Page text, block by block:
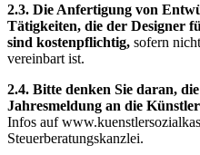
2.3. Die Anfertigung von
Tätigkeiten, die der Designer
sind kostenpflichtig, sofern
vereinbart ist.
2.4. Bitte denken Sie daran,
Jahresmeldung an die
Infos auf
Steuerberatungskanzlei.